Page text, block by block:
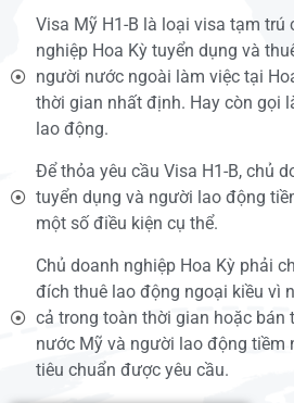
Visa Mỹ H1-B là loại visa tạm trú
nghiệp Hoa Kỳ tuyển dụng và
người nước ngoài làm việc tại
thời gian nhất định. Hay còn gọi
lao động.
Để thỏa yêu cầu Visa H1-B, chủ
tuyển dụng và người lao động
một số điều kiện cụ thể.
Chủ doanh nghiệp Hoa Kỳ phải
đích thuê lao động ngoại kiều vì
cả trong toàn thời gian hoặc bán
nước Mỹ và người lao động tiềm
tiêu chuẩn được yêu cầu.